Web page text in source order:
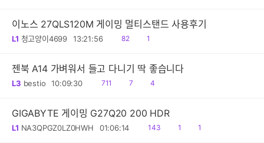
이노스 27QLS120M 게이밍 멀티스탠드 사용후기
L1 청고양이4699 13:21:56
읽
82
공1
젠북 A14 가벼워서 들고 다니기 딱 좋습니다
L3 bestio 10:09:30
읽
711
공
7
댓
4
GIGABYTE 게이밍 G27Q20 200 HDR
L1 NA3QPGZ0LZ0HWH 01:06:14
읽
143
공1
댓1